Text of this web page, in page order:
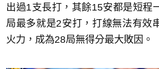
出過1支長打，其餘15安都是短程
局最多就是2安打，打線無法有效
火力，成為28局無得分最大敗因。